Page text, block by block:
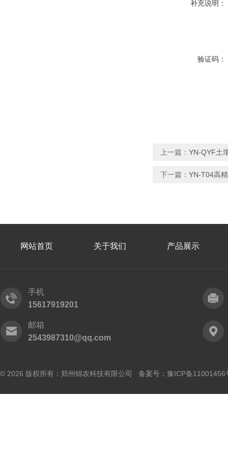
补充说明：
验证码：
上一篇： YN-QYF土
下一篇： YN-T04高
网站首页 关于我们 产品展示
手机
15617919201
邮箱
2543987310@qq.com
© 2026 版权所有：郑州锦农科技有限公司 备案号： 豫ICP备11001456